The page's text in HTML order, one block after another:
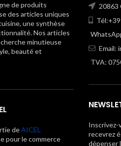
de produits
des articles uniques
une synthèse
Nos articles
minutieuse
beauté et
deAICEL
pour le commerce
20863
Email:
TVA:
recevrez
dépenser